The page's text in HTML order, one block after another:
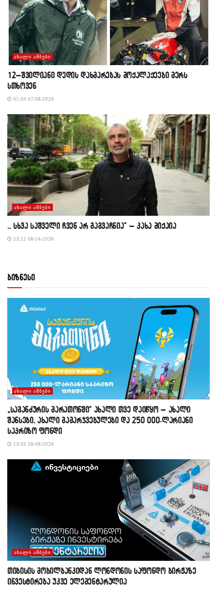
ᲐᲮᲐᲚᲘ ᲐᲛᲑᲔᲑᲘ
12–შვილიანი დედის დახმარებას მოქალაქეები მერს
სთხოვენ
01:04 07-08-2026
ᲐᲮᲐᲚᲘ ᲐᲛᲑᲔᲑᲘ
,, სხვა საშველი ჩვენ არ გაგვაჩნია” – კახა მიქაია
23:22 06-24-2026
ბიზნესი
ᲐᲮᲐᲚᲘ ᲐᲛᲑᲔᲑᲘ
„საგანძურის მარათონში“ ახალი თვე დაიწყო – ახალი
შანსები, ახალი გამარჯვებულები და 250 000-ლარიანი
საპრიზო ფონდი
13:05 08-06-2026
ᲐᲮᲐᲚᲘ ᲐᲛᲑᲔᲑᲘ
თიბისის მობილბანკიდან ლონდონის საფონდო ბირჟაზე
ინვესტირება უკვე ელემენტარულია